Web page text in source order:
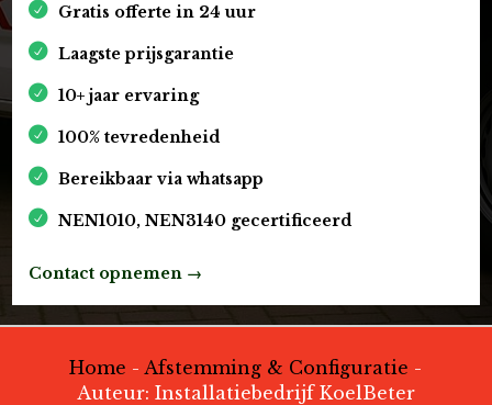
Gratis offerte in 24 uur
Laagste prijsgarantie
10+ jaar ervaring
100% tevredenheid
Bereikbaar via whatsapp
NEN1010, NEN3140 gecertificeerd
Contact opnemen →
Home - Afstemming & Configuratie -
Auteur: Installatiebedrijf KoelBeter